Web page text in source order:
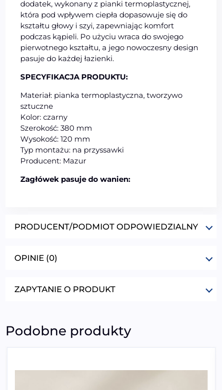
dodatek, wykonany z pianki termoplastycznej,
która pod wpływem ciepła dopasowuje się do
kształtu głowy i szyi, zapewniając komfort
podczas kąpieli. Po użyciu wraca do swojego
pierwotnego kształtu, a jego nowoczesny design
pasuje do każdej łazienki.
SPECYFIKACJA PRODUKTU:
Materiał: pianka termoplastyczna, tworzywo
sztuczne
Kolor: czarny
Szerokość: 380 mm
Wysokość: 120 mm
Typ montażu: na przyssawki
Producent: Mazur
Zagłówek pasuje do wanien:
PRODUCENT/PODMIOT ODPOWIEDZIALNY
OPINIE (0)
ZAPYTANIE O PRODUKT
Podobne produkty